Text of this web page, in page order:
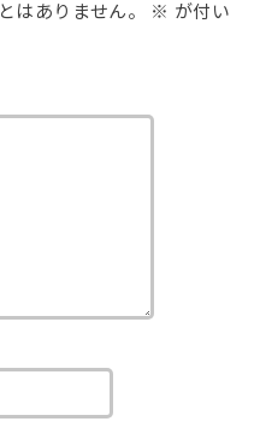
はありません。 ※ が付い